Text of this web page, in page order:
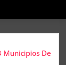
Municipios De